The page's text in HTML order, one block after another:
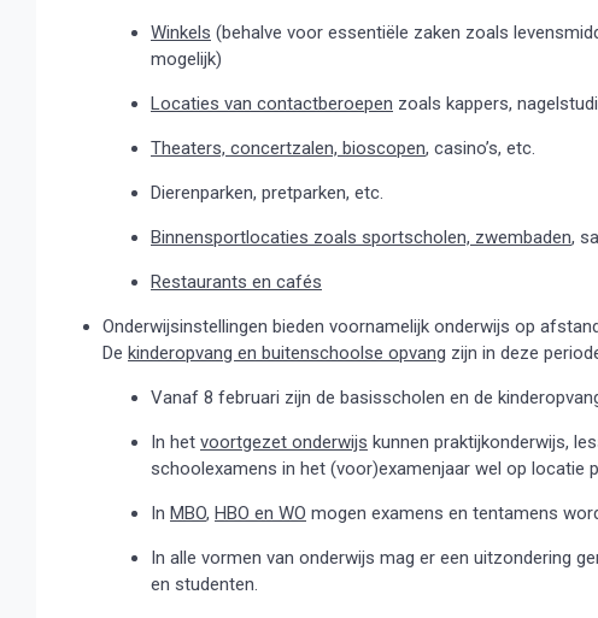
Winkels (behalve voor essentiële zaken zoals
mogelijk)
Locaties van contactberoepen zoals kappers,
Theaters, concertzalen, bioscopen, casino’s, etc.
Dierenparken, pretparken, etc.
Binnensportlocaties zoals sportscholen, zwembaden,
Restaurants en cafés
Onderwijsinstellingen bieden voornamelijk onderwijs op
De kinderopvang en buitenschoolse opvang zijn in deze
Vanaf 8 februari zijn de basisscholen en de
In het voortgezet onderwijs kunnen praktijkonderwijs,
schoolexamens in het (voor)examenjaar wel op locatie
In MBO, HBO en WO mogen examens en tentamens
In alle vormen van onderwijs mag er een uitzondering
en studenten.